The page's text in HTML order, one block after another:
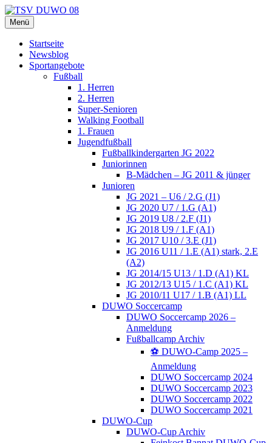
Zum
Inhalt
springen
TSV DUWO 08
Hamburg Sportverein Ohlstedt
Menü
Startseite
Newsblog
Sportangebote
Fußball
1. Herren
2. Herren
Super-Senioren
Walking Football
1. Frauen
Jugendfußball
Fußballkindergarten JG 2022
Juniorinnen
B-Mädchen – JG 2011 & jünger
Junioren
JG 2021 – U6 / 2.G (J1)
JG 2020 U7 / 1.G (A1)
JG 2019 U8 / 2.F (J1)
JG 2018 U9 / 1.F (A1)
JG 2017 U10 / 3.E (J1)
JG 2016 U11 / 1.E (A1) stark, 2.E
(A2)
JG 2014/15 U13 / 1.D (A1) KL
JG 2012/13 U15 / 1.C (A1) KL
JG 2010/11 U17 / 1.B (A1) LL
DUWO Soccercamp
DUWO Soccercamp 2026 –
Anmeldung
Fußballcamp Archiv
⚽️ DUWO-Camp 2025 –
Anmeldung
DUWO Soccercamp 2024
DUWO Soccercamp 2023
DUWO Soccercamp 2022
DUWO Soccercamp 2021
DUWO-Cup
DUWO-Cup Archiv